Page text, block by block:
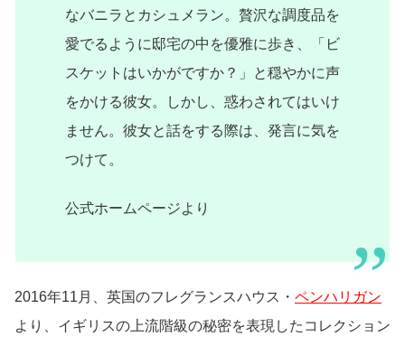
なバニラとカシュメラン。贅沢な調度品を
愛でるように邸宅の中を優雅に歩き、「ビ
スケットはいかがですか？」と穏やかに声
をかける彼女。しかし、惑わされてはいけ
ません。彼女と話をする際は、発言に気を
つけて。
公式ホームページより
2016年11月、英国のフレグランスハウス・ ペンハリガン
より、イギリスの上流階級の秘密を表現したコレクション